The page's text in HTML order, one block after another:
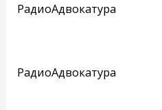
РадиоАдвокатура
РадиоАдвокатура